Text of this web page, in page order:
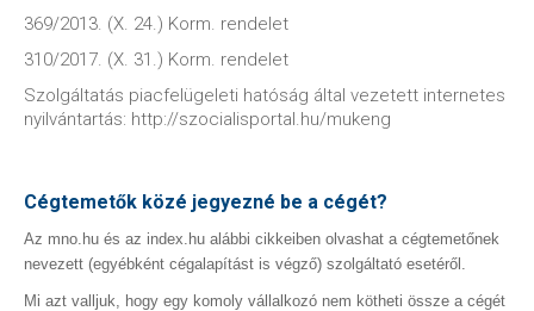
369/2013. (X. 24.) Korm. rendelet
310/2017. (X. 31.) Korm. rendelet
Szolgáltatás piacfelügeleti hatóság által vezetett internetes
nyilvántartás: http://szocialisportal.hu/mukeng
Cégtemetők közé jegyezné be a cégét?
Az mno.hu és az index.hu alábbi cikkeiben olvashat a cégtemetőnek
nevezett (egyébként cégalapítást is végző) szolgáltató esetéről.
Mi azt valljuk, hogy egy komoly vállalkozó nem kötheti össze a cégét